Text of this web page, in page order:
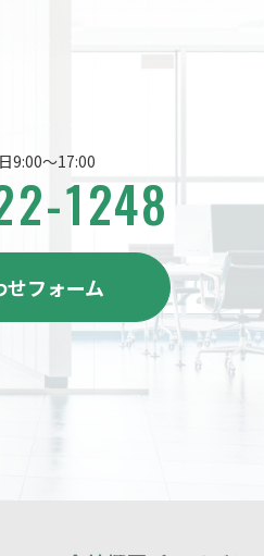
9:00～17:00
1248
せフォーム